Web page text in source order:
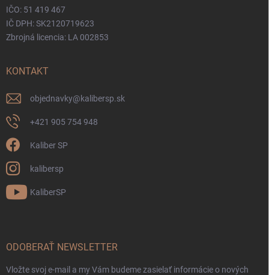
IČO: 51 419 467
IČ DPH: SK2120719623
Zbrojná licencia: LA 002853
KONTAKT
objednavky@kalibersp.sk
+421 905 754 948
Kaliber SP
kalibersp
KaliberSP
ODOBERAŤ NEWSLETTER
Vložte svoj e-mail a my Vám budeme zasielať informácie o nových